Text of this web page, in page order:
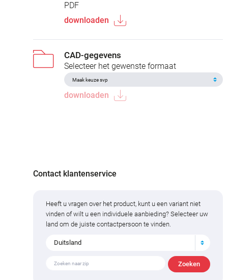
PDF
downloaden
CAD-gegevens
Selecteer het gewenste formaat
downloaden
Contact klantenservice
Heeft u vragen over het product, kunt u een variant niet
vinden of wilt u een individuele aanbieding? Selecteer uw
land om de juiste contactpersoon te vinden.
Duitsland